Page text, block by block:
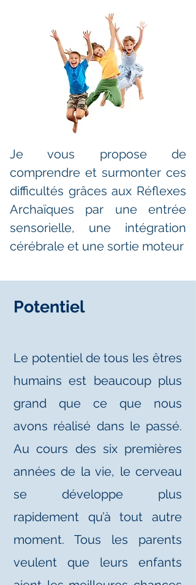
Je vous propose de
comprendre et surmonter ces
difficultés grâces aux Réflexes
Archaïques par une entrée
sensorielle, une intégration
cérébrale et une sortie moteur
Potentiel
Le potentiel de tous les êtres
humains est beaucoup plus
grand que ce que nous
avons réalisé dans le passé.
Au cours des six premières
années de la vie, le cerveau
se développe plus
rapidement qu’à tout autre
moment. Tous les parents
veulent que leurs enfants